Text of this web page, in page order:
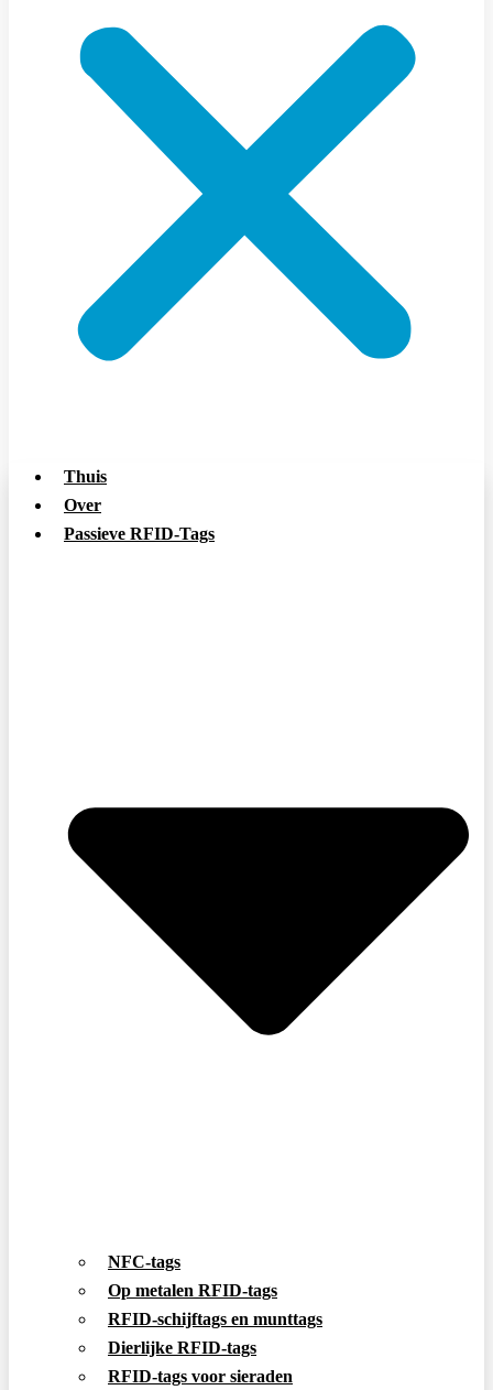
Thuis
Over
Passieve RFID-Tags
NFC-tags
Op metalen RFID-tags
RFID-schijftags en munttags
Dierlijke RFID-tags
RFID-tags voor sieraden